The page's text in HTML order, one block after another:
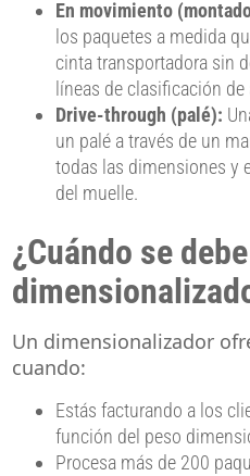
En movimiento
los paquetes a medida
cinta transportadora sin
líneas de clasificación
Drive-through (palé):
un palé a través de un
todas las dimensiones y
del muelle.
¿Cuándo se
Un dimensionalizador
cuando:
Estás facturando a los
función del peso
Procesa más de 200